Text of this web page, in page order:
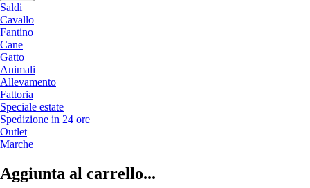
Saldi
Cavallo
Fantino
Cane
Gatto
Animali
Allevamento
Fattoria
Speciale estate
Spedizione in 24 ore
Outlet
Marche
Aggiunta al carrello...